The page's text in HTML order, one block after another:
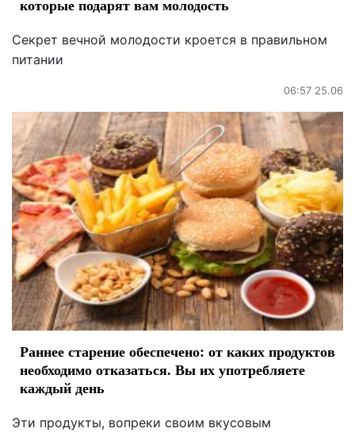
которые подарят вам молодость
Секрет вечной молодости кроется в правильном
питании
06:57 25.06
Раннее старение обеспечено: от каких продуктов
необходимо отказаться. Вы их употребляете
каждый день
Эти продукты, вопреки своим вкусовым